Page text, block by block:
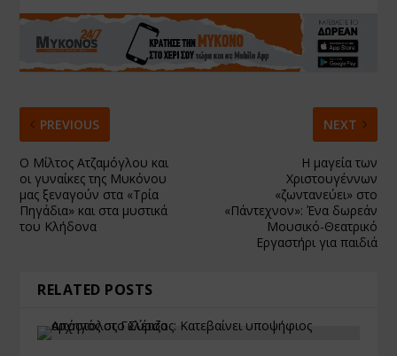
PREVIOUS
Ο Μίλτος Ατζαμόγλου και
οι γυναίκες της Μυκόνου
μας ξεναγούν στα «Τρία
Πηγάδια» και στα μυστικά
του Κλήδονα
NEXT
Η μαγεία των
Χριστουγέννων
«ζωντανεύει» στο
«Πάντεχνον»: Ένα δωρεάν
Μουσικό-Θεατρικό
Εργαστήρι για παιδιά
RELATED POSTS